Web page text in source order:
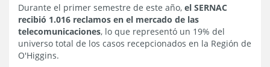
Durante el primer semestre de este año, el SERNAC
recibió 1.016 reclamos en el mercado de las
telecomunicaciones, lo que representó un 19% del
universo total de los casos recepcionados en la Región de
O'Higgins.